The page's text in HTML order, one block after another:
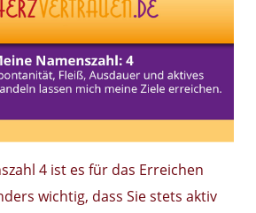
4 ist es für das Erreichen
wichtig, dass Sie stets aktiv